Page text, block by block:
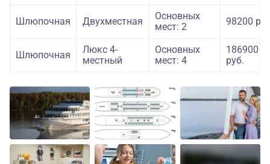
Шлюпочная Двухместная
Основных
мест: 2
98200
Шлюпочная
Люкс 4-
местный
Основных
мест: 4
186900
руб.